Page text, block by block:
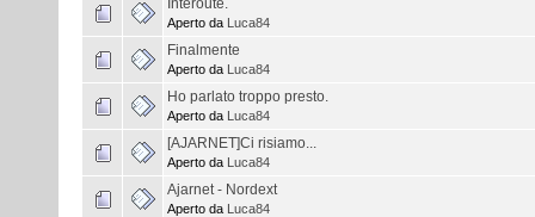
Aperto da Luca84
Finalmente
Aperto da Luca84
Ho parlato troppo presto.
Aperto da Luca84
[AJARNET]Ci risiamo...
Aperto da Luca84
Ajarnet - Nordext
Aperto da Luca84